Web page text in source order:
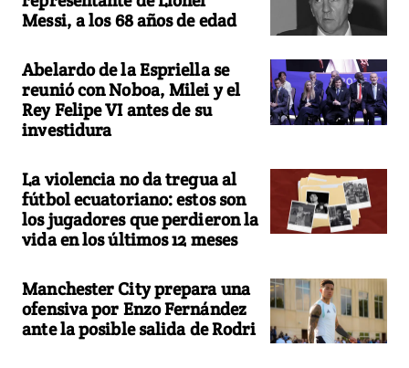
Messi, a los 68 años de edad
Abelardo de la Espriella se
reunió con Noboa, Milei y el
Rey Felipe VI antes de su
investidura
La violencia no da tregua al
fútbol ecuatoriano: estos son
los jugadores que perdieron la
vida en los últimos 12 meses
Manchester City prepara una
ofensiva por Enzo Fernández
ante la posible salida de Rodri